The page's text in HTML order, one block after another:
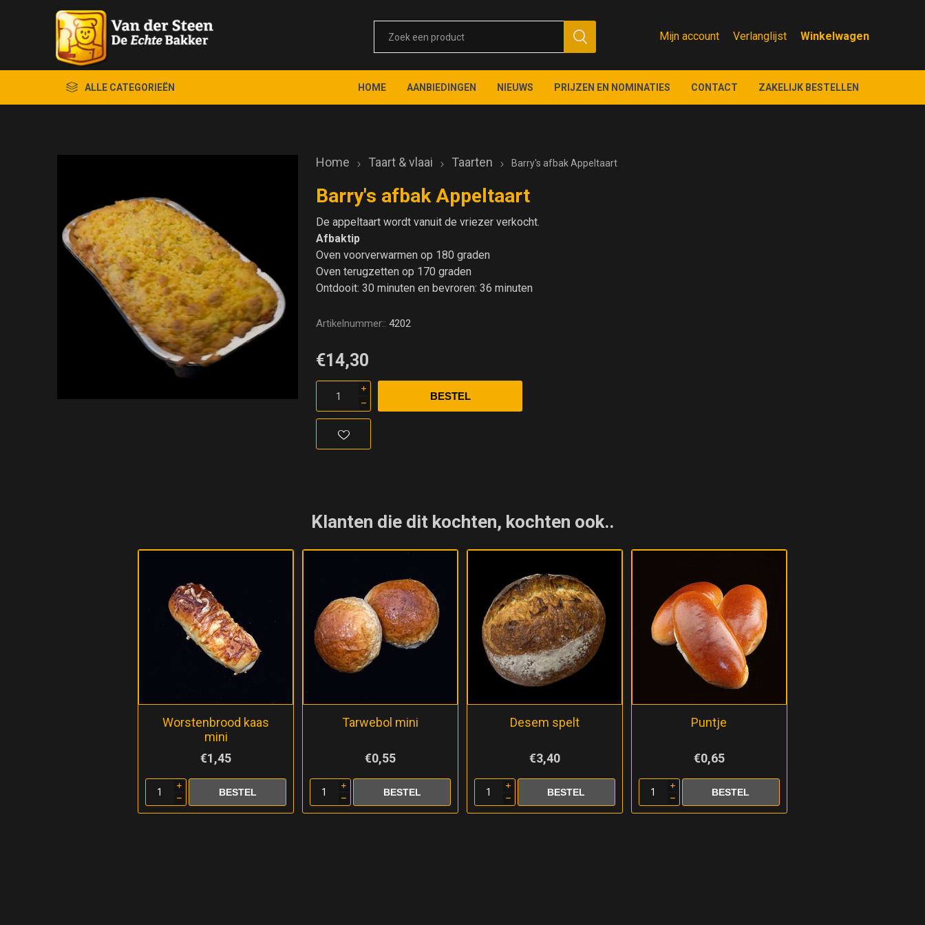
Mijn account Verlanglijst
ALLE CATEGORIEËN HOME AANBIEDINGEN NIEUWS PRIJZEN EN NOMINATIES CONTACT ZAKELIJK BESTELLEN
Home Taart & vlaai Taarten Barry's afbak Appeltaart
Barry's afbak Appeltaart
De appeltaart wordt vanuit de vriezer verkocht.
Afbaktip
Oven voorverwarmen op 180 graden
Oven terugzetten op 170 graden
Ontdooit: 30 minuten en bevroren: 36 minuten
Artikelnummer:: 4202
€14,30
i
h
Klanten die dit kochten, kochten ook..
Worstenbrood kaas
mini
€1,45
i
h
Tarwebol mini
€0,55
i
h
Desem spelt
€3,40
i
h
Puntje
€0,65
i
h